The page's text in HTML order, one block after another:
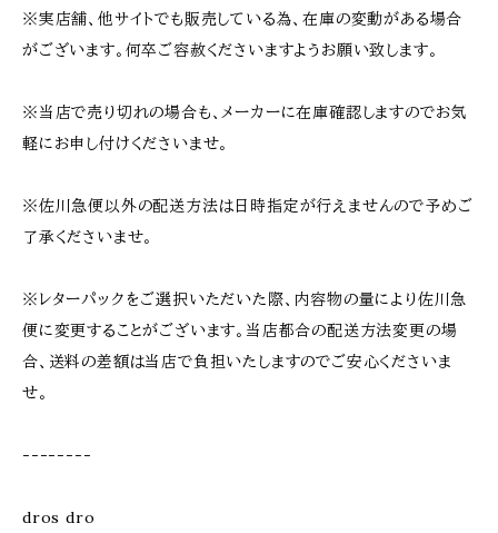
※実店舗、他サイトでも販売している為、在庫の変動がある場合
がございます。何卒ご容赦くださいますようお願い致します。
※当店で売り切れの場合も、メーカーに在庫確認しますのでお気
軽にお申し付けくださいませ。
※佐川急便以外の配送方法は日時指定が行えませんので予めご
了承くださいませ。
※レターパックをご選択いただいた際、内容物の量により佐川急
便に変更することがございます。当店都合の配送方法変更の場
合、送料の差額は当店で負担いたしますのでご安心くださいま
せ。
--------
dros dro